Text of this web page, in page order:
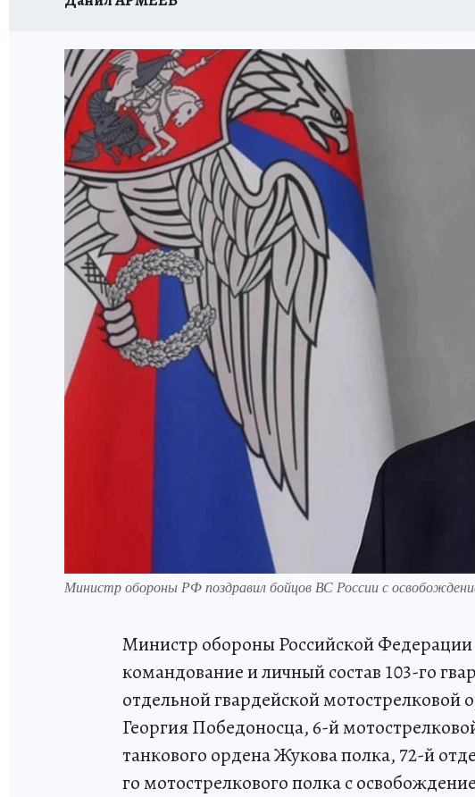
Министр обороны РФ поздравил бойцов ВС России с
Министр обороны Российской Федерации
командование и личный состав 103-го
отдельной гвардейской
Георгия Победоносца, 6-й
танкового ордена Жукова полка, 72-й
го мотострелкового полка с